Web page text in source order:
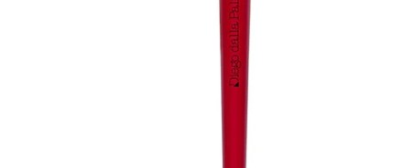
Base/ Primer Occhi
Base/ Primer Viso
Palette E Cofanetti Occhi
Palette E Cofanetti Viso
Palette E Cofanetti Labbra
Fondotinta
Terre Abbronzanti
Illuminante Viso